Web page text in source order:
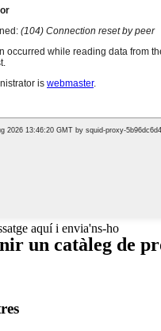
aquí i envia'ns-ho
un catàleg de